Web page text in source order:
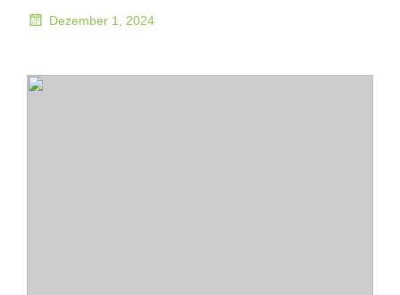
Dezember 1, 2024